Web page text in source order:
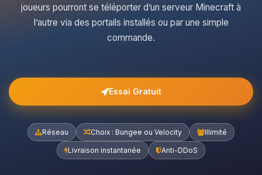
joueurs pourront se téléporter d’un serveur Minecraft à
l’autre via des portails installés ou par une simple
commande.
Essai Gratuit
Réseau Choix : Bungee ou Velocity Illimité
Livraison instantanée Anti-DDoS